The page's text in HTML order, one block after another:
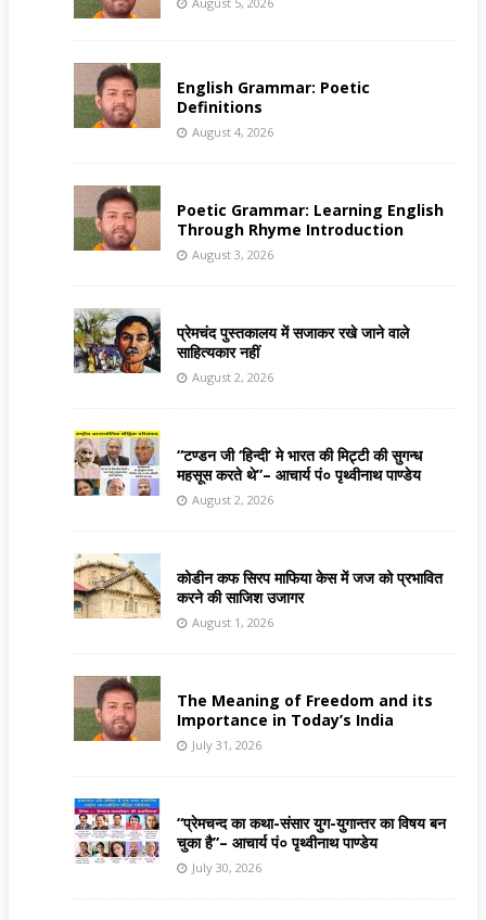
English Grammar: Poetic
Definitions
August 4, 2026
Poetic Grammar: Learning English
Through Rhyme Introduction
August 3, 2026
प्रेमचंद पुस्तकालय में सजाकर रखे जाने वाले
साहित्यकार नहीं
August 2, 2026
“टण्डन जी ‘हिन्दी’ मे भारत की मिट्टी की सुगन्ध
महसूस करते थे”– आचार्य पं० पृथ्वीनाथ पाण्डेय
August 2, 2026
कोडीन कफ सिरप माफिया केस में जज को प्रभावित
करने की साजिश उजागर
August 1, 2026
The Meaning of Freedom and its
Importance in Today’s India
July 31, 2026
“प्रेमचन्द का कथा-संसार युग-युगान्तर का विषय बन
चुका है”– आचार्य पं० पृथ्वीनाथ पाण्डेय
July 30, 2026